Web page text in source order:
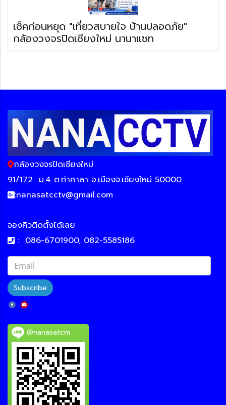
เช็คก่อนหยุด "เที่ยวสบายใจ บ้านปลอดภัย"
กล้องวงจรปิดเชียงใหม่ นานาแซท
กล้องวงจรปิดเชียงใหม่
91/172 ม.4 ต.ท่าศาลา อ.เมืองจ.เชียงใหม่ 50000
:nanasatcctv@gmail.com
จองคิวติดตั้งได้เลย
: 086-6701900, 082-5585186
Subscribe
@nanasatcm